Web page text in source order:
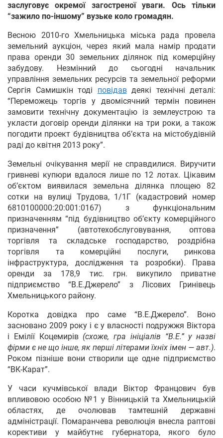
заслуговує окремої загостреної уваги. Ось тільки
“зажило по-іншому” вузьке коло громадян.
Весною 2010-го Хмельницька міська рада провела
земельний аукціон, через який мала намір продати
права оренди 30 земельних ділянок під комерційну
забудову. Незмінний до сьогодні начальник
управління земельних ресурсів та земельної реформи
Сергія Самишкін тоді повідавдеякі технічні деталі:
“Переможець торгів у двомісячний термін повинен
замовити технічну документацію із землеустрою та
укласти договір оренди ділянки на три роки, а також
погодити проект будівництва об’єкта на містобудівній
раді до квітня 2013 року”.
Земельні очікування мерії не справдилися. Виручити
гривневі купюри вдалося лише по 12 лотах. Цікавим
об’єктом виявилася земельна ділянка площею 82
сотки на вулиці Трудова, 1/1Г (кадастровий номер
6810100000:20:001:0167) з функціональним
призначенням “під будівництво об’єкту комерційного
призначення” (автотехобслуговування, оптова
торгівля та складське господарство, роздрібна
торгівля та комерційні послуги, ринкова
інфраструктура, дослідження та розробки). Права
оренди за 178,9 тис. грн. викупило приватне
підприємство “В.Е.Джерело” з Лісових Гринівець
Хмельницького району.
Коротка довідка про саме “В.Е.Джерело”. Воно
засновано 2009 року і є у власності подружжя Віктора
і Емілії Коцемирів (схоже, гра ініціалів “В.Е.” у назві
фірми є не що інше, як перші літерами їхніх імен — авт.).
Роком пізніше вони створили ще одне підприємство
“ВК-Карат”.
У часи кучмівської влади Віктор Францович був
впливовою особою №1 у Вінницькій та Хмельницькій
областях, де очолював тамтешній державні
адміністрації. Помаранчева революція внесла раптові
корективи у майбутнє губернатора, якого було